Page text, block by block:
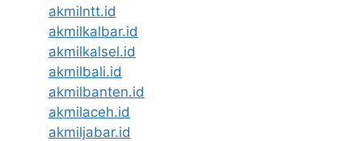
akmilntt.id
akmilkalbar.id
akmilkalsel.id
akmilbali.id
akmilbanten.id
akmilaceh.id
akmiljabar.id